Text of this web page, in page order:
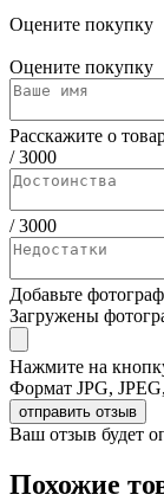
Оцените покупку
Оцените покупку
Расскажите о
/3000
/3000
Добавьте
Загружены
Нажмите на
Формат JPG,
отправить отзыв
Ваш отзыв будет
Похожие